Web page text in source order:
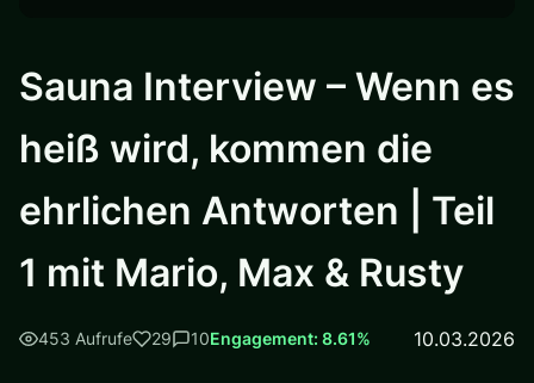
Sauna Interview – Wenn es
heiß wird, kommen die
ehrlichen Antworten | Teil
1 mit Mario, Max & Rusty
453 Aufrufe 29 10Engagement: 8.61% 10.03.2026